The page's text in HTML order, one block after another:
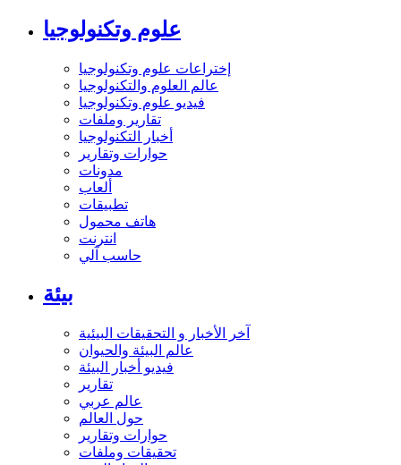
علوم وتكنولوجيا
إختراعات علوم وتكنولوجيا
عالم العلوم والتكنولوجيا
فيديو علوم وتكنولوجيا
تقارير وملفات
أخبار التكنولوجيا
حوارات وتقارير
مدونات
ألعاب
تطبيقات
هاتف محمول
انترنت
حاسب آلي
بيئة
آخر الأخبار و التحقيقات البيئية
عالم البيئة والحيوان
فيديو أخبار البيئة
تقارير
عالم عربي
حول العالم
حوارات وتقارير
تحقيقات وملفات